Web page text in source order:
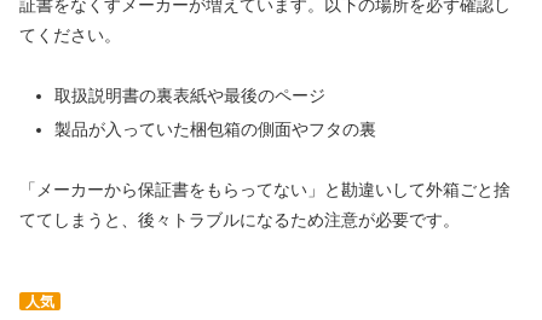
証書をなくすメーカーが増えています。以下の場所を必ず確認し
てください。
取扱説明書の裏表紙や最後のページ
製品が入っていた梱包箱の側面やフタの裏
「メーカーから保証書をもらってない」と勘違いして外箱ごと捨
ててしまうと、後々トラブルになるため注意が必要です。
人気